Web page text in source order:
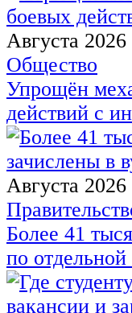
Августа 2026
Общество
Упрощён
действий с
Августа 2026
Более 41
по отдельной